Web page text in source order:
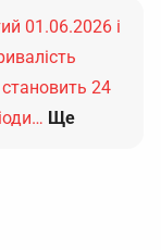
01.06.2026 і
становить 24
Ще